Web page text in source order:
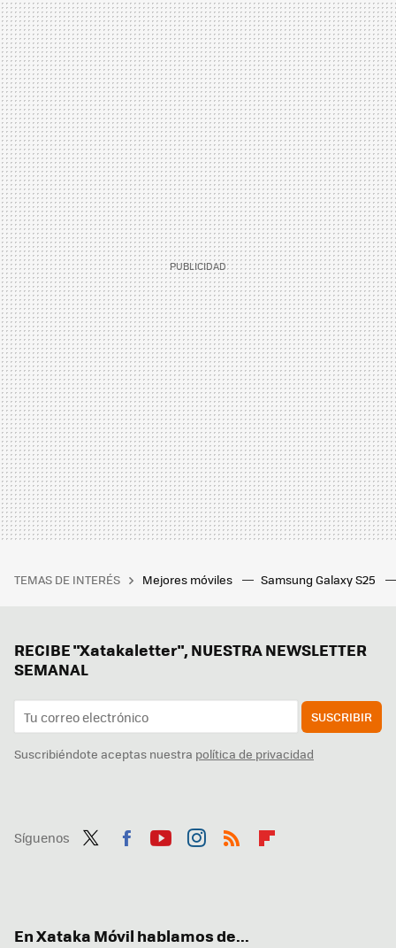
TEMAS DE INTERÉS Mejores móviles Samsung Galaxy S25
RECIBE "Xatakaletter", NUESTRA NEWSLETTER
SEMANAL
SUSCRIBIR
Suscribiéndote aceptas nuestra política de privacidad
Síguenos
En Xataka Móvil hablamos de...